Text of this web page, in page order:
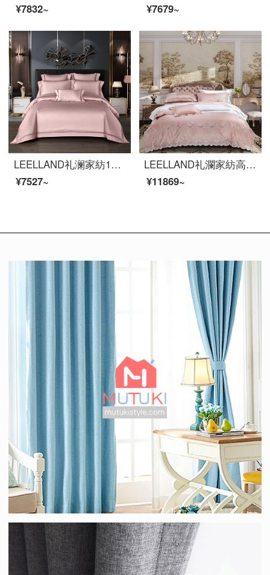
¥7832~
¥7679~
LEELLAND礼澜家紡100 Sの馬綿ジャカードハイエンドの全綿ベッドの上に四点セットの五星ホテルの別荘見本室のベッド用品セットの精緻さ-小豆1.8-2.0メートルのベッド/220*240 cm
¥7527~
LEELLAND礼瀾家紡高級100本のフランス風レースの綿の寝具四点セットの見本板間姫風ベッド用品セットエリスロス1.8-2.0メートルベッド/220*240 cm
¥11869~